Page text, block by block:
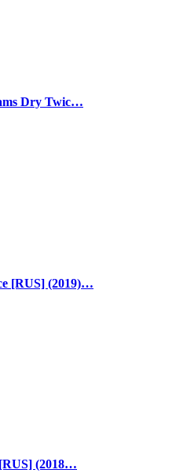
Dry Twic…
[RUS] (2019)…
(2018…